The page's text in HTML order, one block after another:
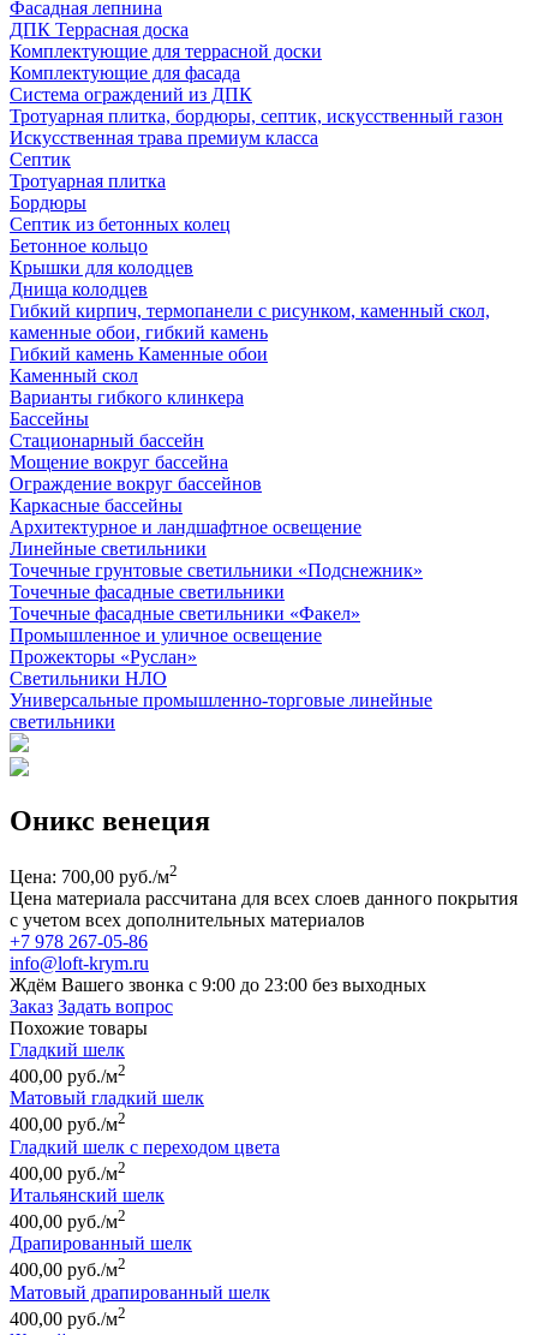
Фасадная лепнина
ДПК Террасная доска
Комплектующие для террасной доски
Комплектующие для фасада
Система ограждений из ДПК
Тротуарная плитка, бордюры, септик, искусственный газон
Искусственная трава премиум класса
Септик
Тротуарная плитка
Бордюры
Септик из бетонных колец
Бетонное кольцо
Крышки для колодцев
Днища колодцев
Гибкий кирпич, термопанели с рисунком, каменный скол,
каменные обои, гибкий камень
Гибкий камень Каменные обои
Каменный скол
Варианты гибкого клинкера
Бассейны
Стационарный бассейн
Мощение вокруг бассейна
Ограждение вокруг бассейнов
Каркасные бассейны
Архитектурное и ландшафтное освещение
Линейные светильники
Точечные грунтовые светильники «Подснежник»
Точечные фасадные светильники
Точечные фасадные светильники «Факел»
Промышленное и уличное освещение
Прожекторы «Руслан»
Светильники НЛО
Универсальные промышленно-торговые линейные
светильники
Оникс венеция
Цена: 700,00 руб./м2
Цена материала рассчитана для всех слоев данного покрытия
с учетом всех дополнительных материалов
+7 978 267-05-86
info@loft-krym.ru
Ждём Вашего звонка с 9:00 до 23:00 без выходных
Заказ Задать вопрос
Похожие товары
Гладкий шелк
400,00 руб./м2
Матовый гладкий шелк
400,00 руб./м2
Гладкий шелк с переходом цвета
400,00 руб./м2
Итальянский шелк
400,00 руб./м2
Драпированный шелк
400,00 руб./м2
Матовый драпированный шелк
400,00 руб./м2